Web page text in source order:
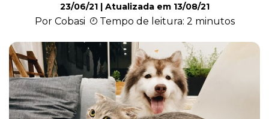
Mamíferos
Répteis
Roedores
23/06/21| Atualizada em 13/08/21
Por Cobasi Tempo de leitura: 2 minutos